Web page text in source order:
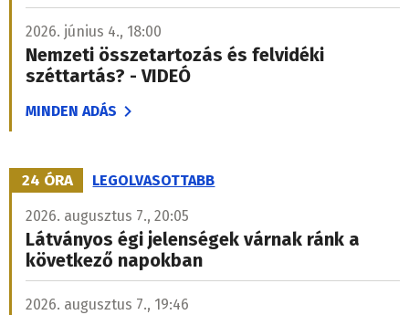
2026. június 4., 18:00
Nemzeti összetartozás és felvidéki
széttartás? - VIDEÓ
MINDEN ADÁS
24 ÓRA LEGOLVASOTTABB
2026. augusztus 7., 20:05
Látványos égi jelenségek várnak ránk a
következő napokban
2026. augusztus 7., 19:46